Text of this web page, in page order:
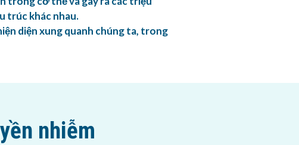
trúc khác nhau.
diện xung quanh chúng ta, trong
nhiễm